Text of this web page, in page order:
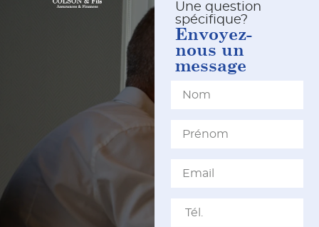
Une question
spécifique?
Envoyez-
nous un
message